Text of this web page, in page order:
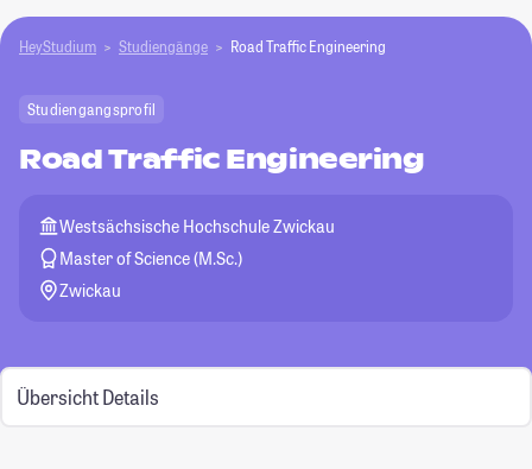
HeyStudium Studiengänge Road Traffic Engineering
Studiengangsprofil
Road Traffic Engineering
Westsächsische Hochschule Zwickau
Master of Science (M.Sc.)
Zwickau
Übersicht Details